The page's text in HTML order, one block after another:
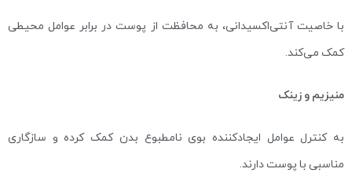
با خاصیت آنتی‌اکسیدانی، به محافظت از پوست در برابر عوامل محیطی
کمک می‌کند.
منیزیم و زینک
به کنترل عوامل ایجادکننده بوی نامطبوع بدن کمک کرده و سازگاری
مناسبی با پوست دارند.